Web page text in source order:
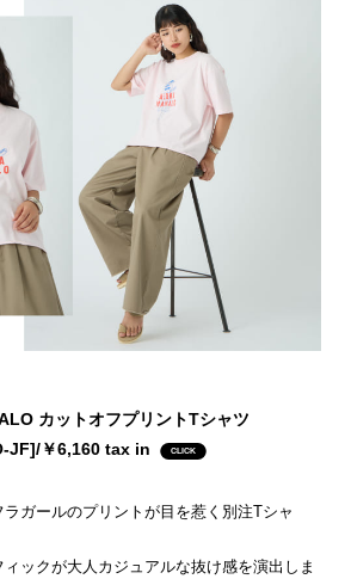
カットオフプリントTシャツ
JF]/￥6,160 tax in
ガールのプリントが目を惹く別注Tシャ
ックが大人カジュアルな抜け感を演出しま